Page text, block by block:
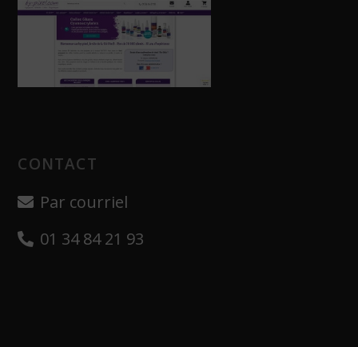
CONTACT
Par courriel
01 34 84 21 93